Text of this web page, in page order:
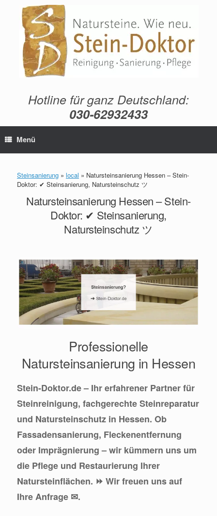
springen
Hotline für ganz Deutschland:
030-62932433
Menü
Steinsanierung » local » Natursteinsanierung Hessen – Stein-
Doktor: ✔ Steinsanierung, Natursteinschutz ツ
Natursteinsanierung Hessen – Stein-
Doktor: ✔ Steinsanierung,
Natursteinschutz ツ
Professionelle
Natursteinsanierung in Hessen
Stein-Doktor.de – Ihr erfahrener Partner für
Steinreinigung, fachgerechte Steinreparatur
und Natursteinschutz in Hessen. Ob
Fassadensanierung, Fleckenentfernung
oder Imprägnierung – wir kümmern uns um
die Pflege und Restaurierung Ihrer
Natursteinflächen. ⏩ Wir freuen uns auf
Ihre Anfrage ✉.